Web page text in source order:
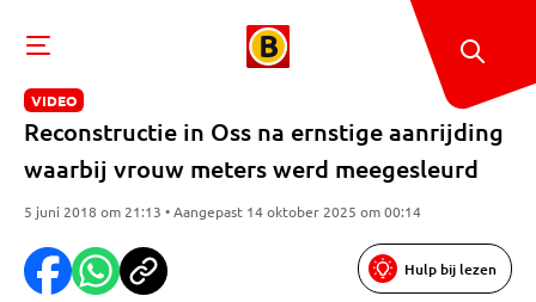
VIDEO
Reconstructie in Oss na ernstige aanrijding
waarbij vrouw meters werd meegesleurd
5 juni 2018 om 21:13 • Aangepast 14 oktober 2025 om 00:14
Hulp bij lezen